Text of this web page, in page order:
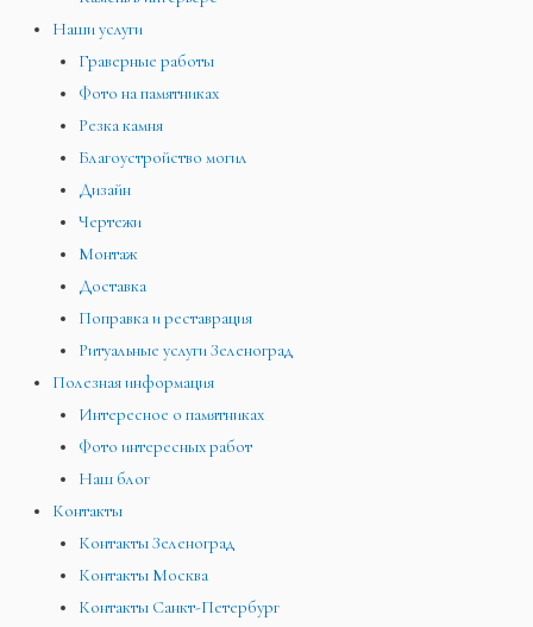
Наши услуги
Граверные работы
Фото на памятниках
Резка камня
Благоустройство могил
Дизайн
Чертежи
Монтаж
Доставка
Поправка и реставрация
Ритуальные услуги Зеленоград
Полезная информация
Интересное о памятниках
Фото интересных работ
Наш блог
Контакты
Контакты Зеленоград
Контакты Москва
Контакты Санкт-Петербург